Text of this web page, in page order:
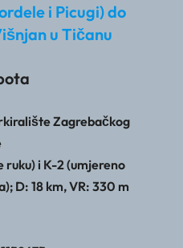
i Picugi) do
u Tičanu
Zagrebačkog
ruku) i K-2 (umjereno
D: 18 km, VR: 330 m